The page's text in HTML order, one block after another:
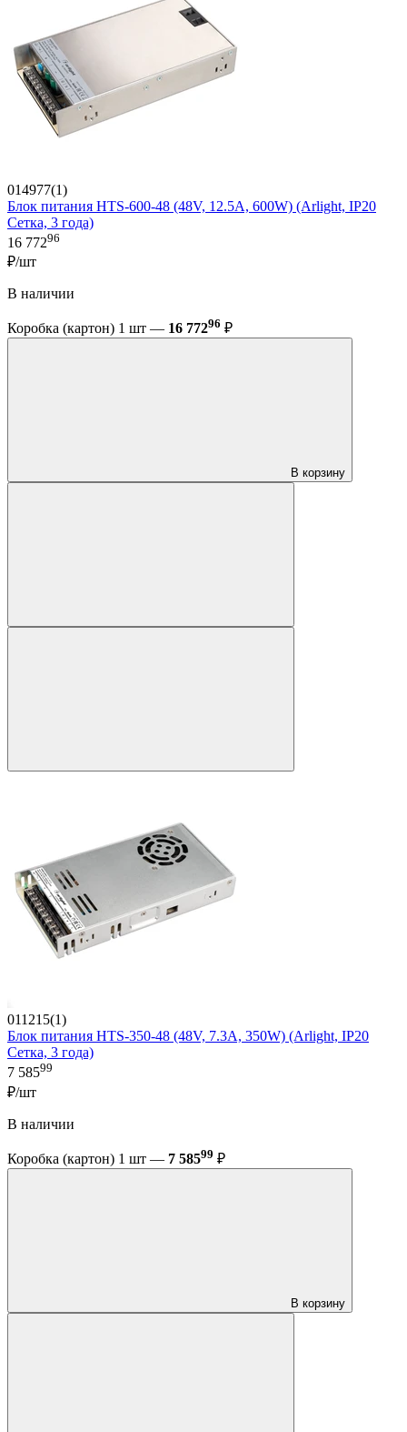
014977(1)
Блок питания HTS-600-48 (48V, 12.5A, 600W) (Arlight, IP20
Сетка, 3 года)
16 77296
₽/шт
В наличии
Коробка (картон) 1 шт — 16 77296 ₽
В корзину
011215(1)
Блок питания HTS-350-48 (48V, 7.3A, 350W) (Arlight, IP20
Сетка, 3 года)
7 58599
₽/шт
В наличии
Коробка (картон) 1 шт — 7 58599 ₽
В корзину